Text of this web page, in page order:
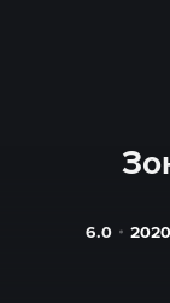
6.0 2020